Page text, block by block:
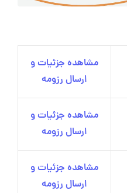
مشاهده جزئیات و
ارسال رزومه
مشاهده جزئیات و
ارسال رزومه
مشاهده جزئیات و
ارسال رزومه